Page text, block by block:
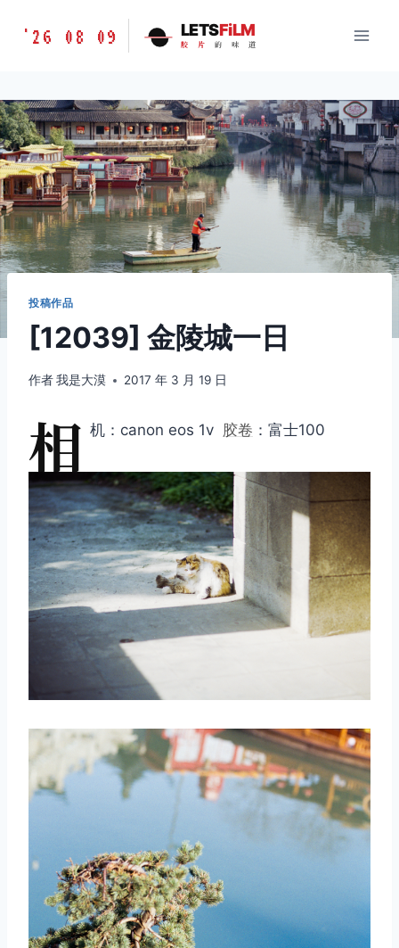
胶
味
道
LETSFILM
'26 08 09 LETSFiLM
胶 片 的 味 道
投稿作品
[12039] 金陵城一日
作者我是大漠 2017 年 3 月 19 日
相 机：canon eos 1v 胶卷 ：富士100